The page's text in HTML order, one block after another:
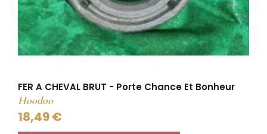
FER A CHEVAL BRUT - Porte Chance Et Bonheur
Hoodoo
18,49 €